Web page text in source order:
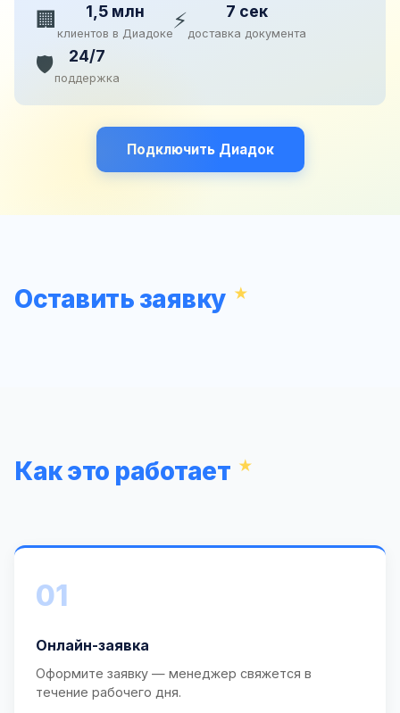
🏢 1,5 млн
клиентов в Диадоке⚡ 7 сек
доставка документа
🛡️ 24/7
поддержка
Подключить Диадок
Оставить заявку
Как это работает
01
Онлайн-заявка
Оформите заявку — менеджер свяжется в
течение рабочего дня.